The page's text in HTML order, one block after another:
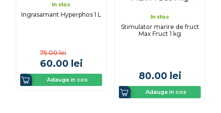
In stoc
Ingrasamant Hyperphos 1 L
75.00 lei
60.00 lei
Adauga in cos
In stoc
Stimulator marire de fruct
Max Fruct 1 kg
80.00 lei
Adauga in cos